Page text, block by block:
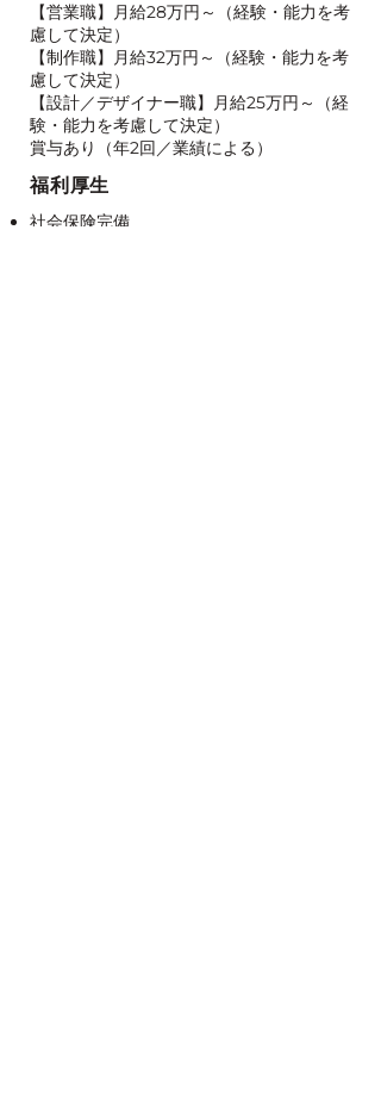
【営業職】月給28万円～（経験・能力を考
慮して決定）
【制作職】月給32万円～（経験・能力を考
慮して決定）
【設計／デザイナー職】月給25万円～（経
験・能力を考慮して決定）
賞与あり（年2回／業績による）
福利厚生
社会保険完備